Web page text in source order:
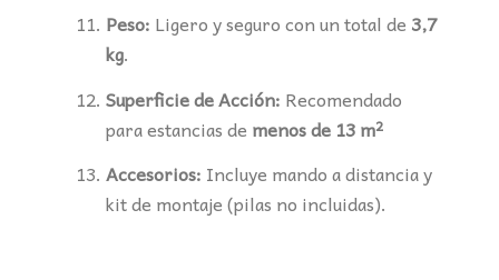
Peso: Ligero y seguro con un total de 3,7
kg.
Superficie de Acción: Recomendado
para estancias de menos de 13 m²
Accesorios: Incluye mando a distancia y
kit de montaje (pilas no incluidas).